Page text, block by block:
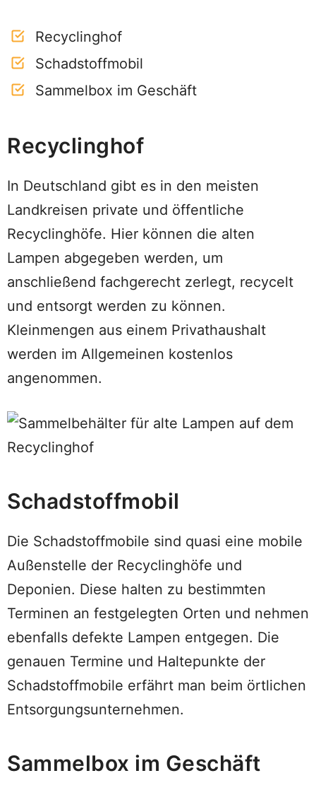
Recyclinghof
Schadstoffmobil
Sammelbox im Geschäft
Recyclinghof
In Deutschland gibt es in den meisten
Landkreisen private und öffentliche
Recyclinghöfe. Hier können die alten
Lampen abgegeben werden, um
anschließend fachgerecht zerlegt, recycelt
und entsorgt werden zu können.
Kleinmengen aus einem Privathaushalt
werden im Allgemeinen kostenlos
angenommen.
Schadstoffmobil
Die Schadstoffmobile sind quasi eine mobile
Außenstelle der Recyclinghöfe und
Deponien. Diese halten zu bestimmten
Terminen an festgelegten Orten und nehmen
ebenfalls defekte Lampen entgegen. Die
genauen Termine und Haltepunkte der
Schadstoffmobile erfährt man beim örtlichen
Entsorgungsunternehmen.
Sammelbox im Geschäft